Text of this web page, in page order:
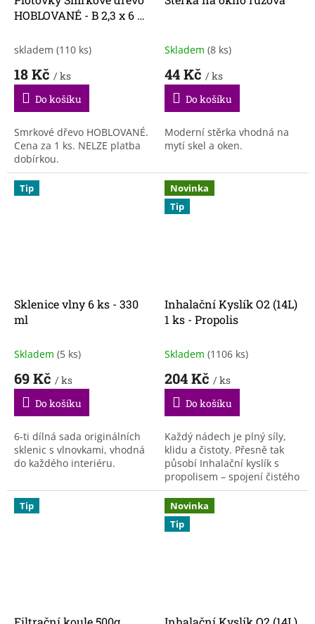
HOBLOVANÉ - B 2,3 x 6 x
skladem (110 ks)
18 Kč / ks
Do košíku
Smrkové dřevo HOBLOVANÉ.
Cena za 1 ks. NELZE platba
dobírkou.
Skladem (8 ks)
44 Kč / ks
Do košíku
Moderní stěrka vhodná na
mytí skel a oken.
Tip
Sklenice vlny 6 ks - 330
ml
Skladem (5 ks)
69 Kč / ks
Do košíku
6-ti dílná sada originálních
sklenic s vlnovkami, vhodná
do každého interiéru.
Novinka
Tip
Inhalační Kyslík O2 (14L)
1 ks - Propolis
Skladem (1106 ks)
204 Kč / ks
Do košíku
Každý nádech je plný síly,
klidu a čistoty. Přesně tak
působí Inhalační kyslík s
propolisem – spojení čistého
kyslíku a léčivé moudrosti
včel. 1 ks kyslíkové láhve. ...
Tip
Novinka
Tip